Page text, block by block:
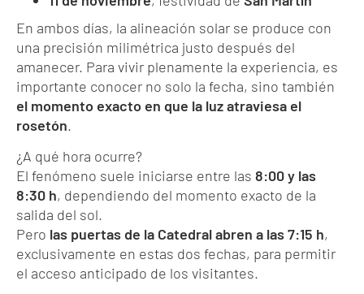
En ambos días, la alineación solar se produce con
una precisión milimétrica justo después del
amanecer. Para vivir plenamente la experiencia, es
importante conocer no solo la fecha, sino también
el momento exacto en que la luz atraviesa el
rosetón.
¿A qué hora ocurre?
El fenómeno suele iniciarse entre las 8:00 y las
8:30 h, dependiendo del momento exacto de la
salida del sol.
Pero las puertas de la Catedral abren a las 7:15 h,
exclusivamente en estas dos fechas, para permitir
el acceso anticipado de los visitantes.